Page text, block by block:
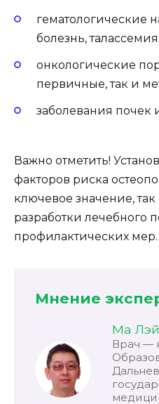
гематологические
болезнь,
онкологические
первичные, так и
заболевания почек
Важно отметить!
факторов риска
ключевое значение,
разработки лечебного
профилактических мер.
Мнение
Ма
Врач —